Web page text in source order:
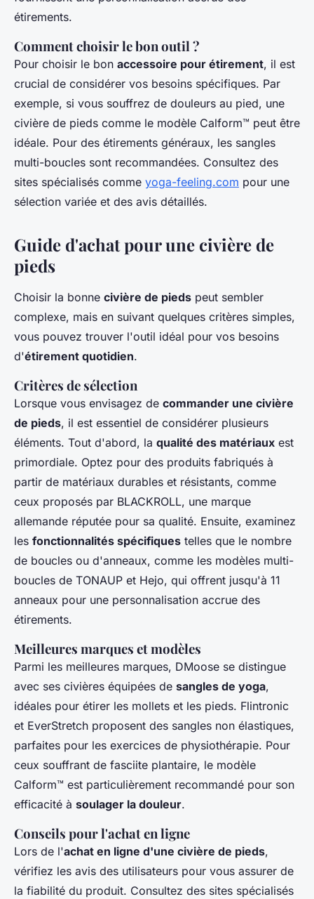
étirements.
Comment choisir le bon outil ?
Pour choisir le bon accessoire pour étirement, il est
crucial de considérer vos besoins spécifiques. Par
exemple, si vous souffrez de douleurs au pied, une
civière de pieds comme le modèle Calform™ peut être
idéale. Pour des étirements généraux, les sangles
multi-boucles sont recommandées. Consultez des
sites spécialisés comme yoga-feeling.com pour une
sélection variée et des avis détaillés.
Guide d'achat pour une civière de
pieds
Choisir la bonne civière de pieds peut sembler
complexe, mais en suivant quelques critères simples,
vous pouvez trouver l'outil idéal pour vos besoins
d'étirement quotidien.
Critères de sélection
Lorsque vous envisagez de commander une civière
de pieds, il est essentiel de considérer plusieurs
éléments. Tout d'abord, la qualité des matériaux est
primordiale. Optez pour des produits fabriqués à
partir de matériaux durables et résistants, comme
ceux proposés par BLACKROLL, une marque
allemande réputée pour sa qualité. Ensuite, examinez
les fonctionnalités spécifiques telles que le nombre
de boucles ou d'anneaux, comme les modèles multi-
boucles de TONAUP et Hejo, qui offrent jusqu'à 11
anneaux pour une personnalisation accrue des
étirements.
Meilleures marques et modèles
Parmi les meilleures marques, DMoose se distingue
avec ses civières équipées de sangles de yoga,
idéales pour étirer les mollets et les pieds. Flintronic
et EverStretch proposent des sangles non élastiques,
parfaites pour les exercices de physiothérapie. Pour
ceux souffrant de fasciite plantaire, le modèle
Calform™ est particulièrement recommandé pour son
efficacité à soulager la douleur.
Conseils pour l'achat en ligne
Lors de l'achat en ligne d'une civière de pieds,
vérifiez les avis des utilisateurs pour vous assurer de
la fiabilité du produit. Consultez des sites spécialisés